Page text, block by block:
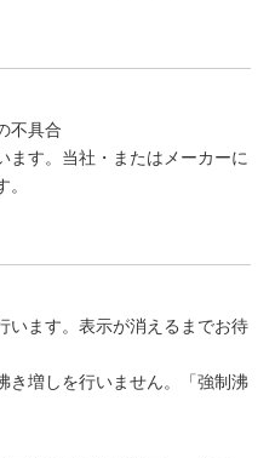
不具合
ます。当社・またはメーカーに
います。表示が消えるまでお待
き増しを行いません。「強制沸